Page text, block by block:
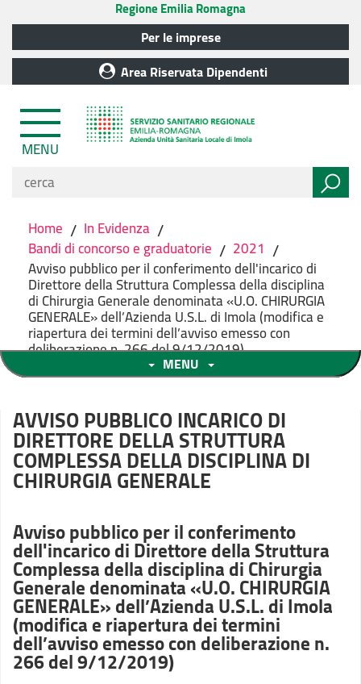
Regione Emilia Romagna
Per le imprese
Area Riservata Dipendenti
MENU
Home / In Evidenza /
Bandi di concorso e graduatorie / 2021 /
Avviso pubblico per il conferimento dell'incarico di
Direttore della Struttura Complessa della disciplina
di Chirurgia Generale denominata «U.O. CHIRURGIA
GENERALE» dell’Azienda U.S.L. di Imola (modifica e
riapertura dei termini dell’avviso emesso con
deliberazione n. 266 del 9/12/2019)
MENU
AVVISO PUBBLICO INCARICO DI
DIRETTORE DELLA STRUTTURA
COMPLESSA DELLA DISCIPLINA DI
CHIRURGIA GENERALE
Avviso pubblico per il conferimento
dell'incarico di Direttore della Struttura
Complessa della disciplina di Chirurgia
Generale denominata «U.O. CHIRURGIA
GENERALE» dell’Azienda U.S.L. di Imola
(modifica e riapertura dei termini
dell’avviso emesso con deliberazione n.
266 del 9/12/2019)